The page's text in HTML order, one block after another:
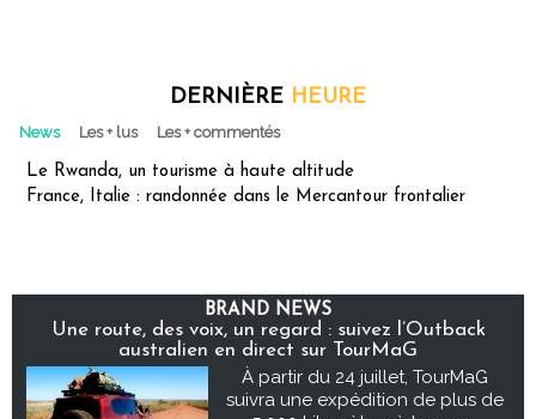
DERNIÈRE HEURE
News Les + lus Les + commentés
Le Rwanda, un tourisme à haute altitude
France, Italie : randonnée dans le Mercantour frontalier
BRAND NEWS
Une route, des voix, un regard : suivez l’Outback
australien en direct sur TourMaG
À partir du 24 juillet, TourMaG
suivra une expédition de plus de